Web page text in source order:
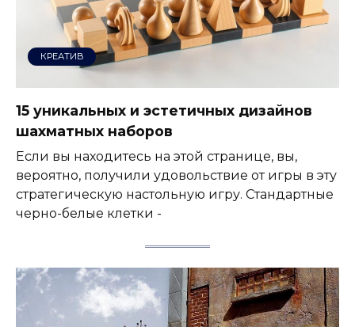
КРЕАТИВ
15 уникальных и эстетичных дизайнов
шахматных наборов
Если вы находитесь на этой странице, вы,
вероятно, получили удовольствие от игры в эту
стратегическую настольную игру. Стандартные
черно-белые клетки -